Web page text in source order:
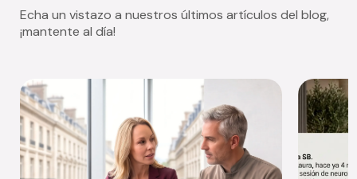
Echa un vistazo a nuestros últimos artículos del blog,
¡mantente al día!